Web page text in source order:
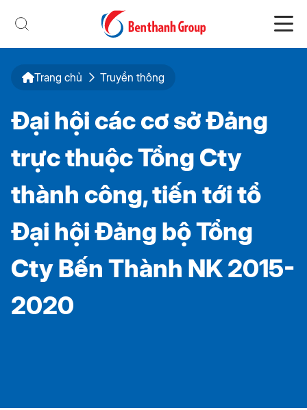
Trang chủ Truyền thông
Đại hội các cơ sở Đảng
trực thuộc Tổng Cty
thành công, tiến tới tổ
Đại hội Đảng bộ Tổng
Cty Bến Thành NK 2015-
2020